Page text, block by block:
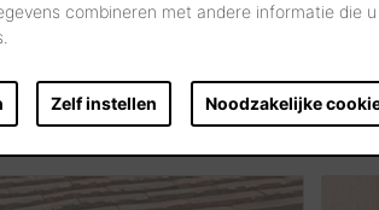
combineren met andere informatie die
Zelf instellen Noodzakelijke